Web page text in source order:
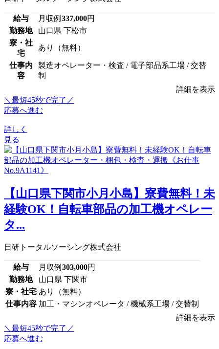
給与 月収例 337,000円
勤務地
山口県 下松市
寮・社
宅
あり（無料）
仕事内
容
製造オペレーター・検査 / 電子部品系工場 / 交替
制
詳細を表示
＼最短45秒で完了／
応募へ進む
詳しく
見る
【山口県下関市小月小島】寮費無料！未
経験OK！自転車部品の加工機オペレー
タ...
日研トータルソーシング株式会社
給与 月収例 303,000円
勤務地
山口県 下関市
寮・社宅 あり（無料）
仕事内容 加工・マシンオペレータ / 機械系工場 / 交替制
詳細を表示
＼最短45秒で完了／
応募へ進む